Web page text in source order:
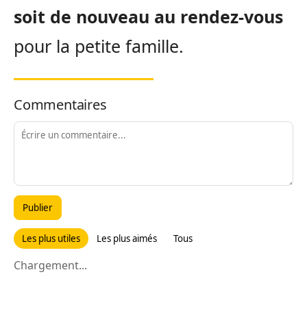
soit de nouveau au rendez-vous
pour la petite famille.
Commentaires
Publier
Les plus utiles Les plus aimés Tous
Chargement...